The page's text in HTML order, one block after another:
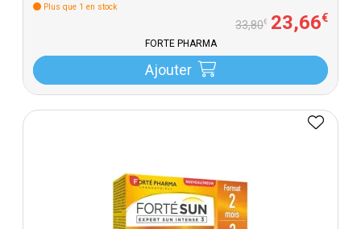
Plus que 1 en stock
33,80€ 23,66€
FORTÉ PHARMA
Ajouter